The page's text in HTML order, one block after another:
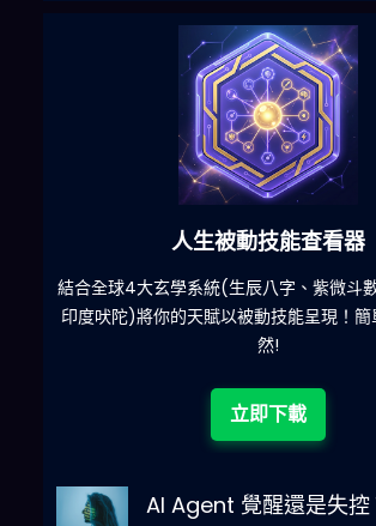
人生被動技能查看器
結合全球4大玄學系統(生辰八字、紫微斗
印度吠陀)將你的天賦以被動技能呈現！
然!
立即下載
AI Agent 覺醒還是失控